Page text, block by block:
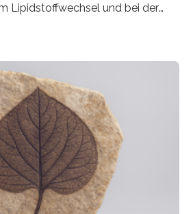
Lipidstoffwechsel und bei der
zahlreiche Enzyme präzise in
um Prof. Dr. Ralf Erdmann
Yusuf hat nun einen bislang
des
in der Bäckerhefe
entdeckt, der für die
Organellen entscheidend ist. Die
Oktober 2025 in der